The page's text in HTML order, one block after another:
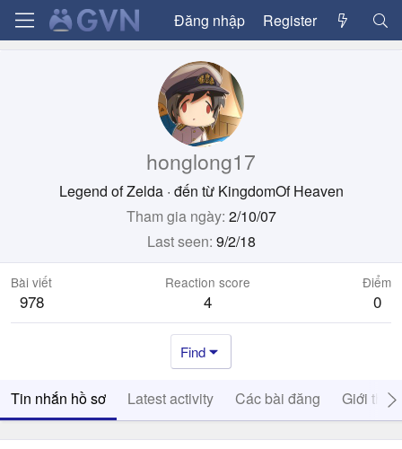
Đăng nhập Register
honglong17
Legend of Zelda · đến từ KingdomOf Heaven
Tham gia ngày 2/10/07
Last seen 9/2/18
Bài viết
978
Reaction score
4
Điểm
0
Find
Tin nhắn hồ sơ Latest activity Các bài đăng Giới thiệu